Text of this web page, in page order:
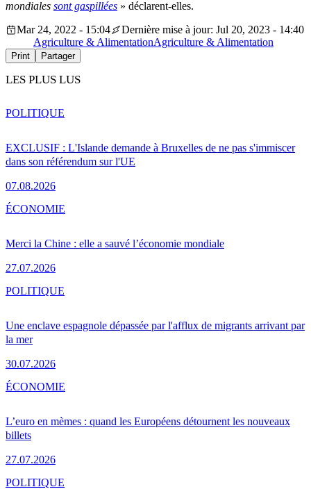
mondiales sont gaspillées » déclarent-elles.
Mar 24, 2022 - 15:04
Dernière mise à jour: Jul 20, 2023 - 14:40
Agriculture & AlimentationAgriculture & Alimentation
Print Partager
LES PLUS LUS
EXCLUSIF : L'Islande demande à Bruxelles de ne pas s'immiscer
dans son référendum sur l'UE
07.08.2026
POLITIQUE
Merci la Chine : elle a sauvé l’économie mondiale
27.07.2026
ÉCONOMIE
Une enclave espagnole dépassée par l'afflux de migrants arrivant par
la mer
30.07.2026
POLITIQUE
L’euro en mèmes : quand les Européens détournent les nouveaux
billets
27.07.2026
ÉCONOMIE
POLITIQUE